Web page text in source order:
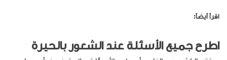
اقرأ أيضاً:
اطرح جميع الأسئلة عند الشعور بالحيرة